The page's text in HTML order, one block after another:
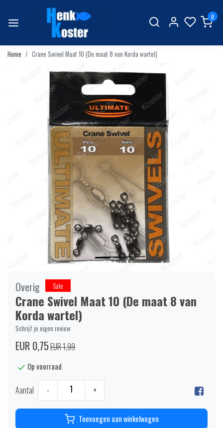
0
Home Crane Swivel Maat 10 (De maat 8 van Korda wartel)
Overig Sale
Crane Swivel Maat 10 (De maat 8 van
Korda wartel)
Schrijf je eigen review
EUR 0,75EUR 1,99
Op voorraad
Aantal - +
Toevoegen aan winkelwagen